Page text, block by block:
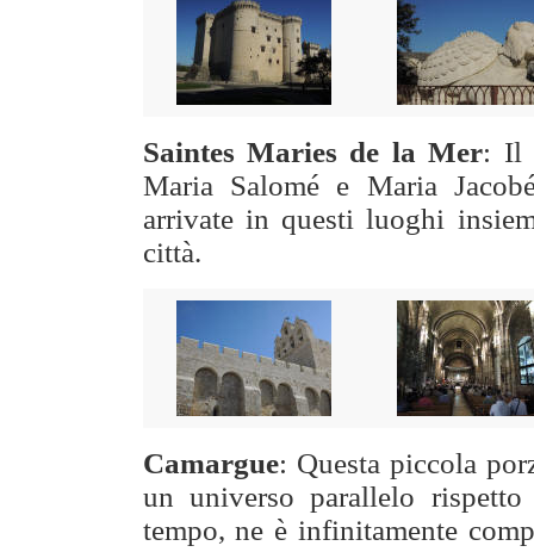
Saintes Maries de la Mer: Il
Maria Salomé e Maria
arrivate in questi luoghi
città.
Camargue: Questa piccola
un universo parallelo
tempo, ne è infinitamente